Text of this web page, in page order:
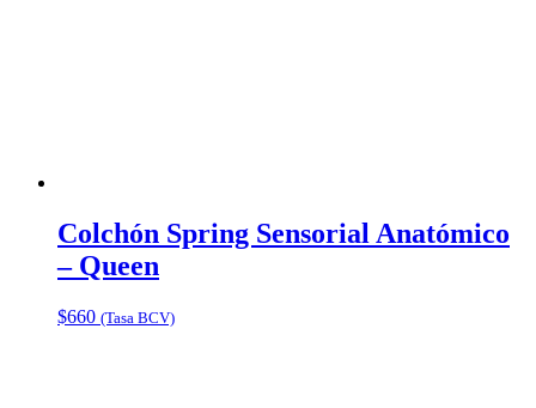
Colchón Spring Sensorial Anatómico
– Queen
$660 (Tasa BCV)